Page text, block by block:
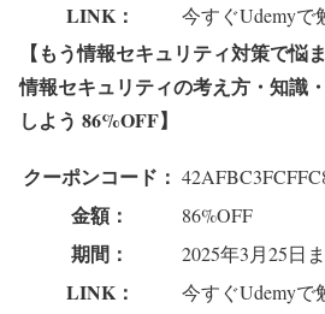
LINK： 今すぐUdemyで
【もう情報セキュリティ対策で悩
情報セキュリティの考え方・知識
しよう 86%OFF】
クーポンコード：
金額： 86%OFF
期間： 2025年3月25日
LINK： 今すぐUdemyで